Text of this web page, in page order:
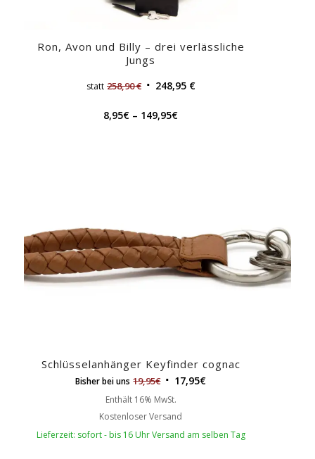
Ron, Avon und Billy – drei verlässliche
Jungs
statt 258,90€ 248,95 €
8,95€ – 149,95€
Schlüsselanhänger Keyfinder cognac
Bisher bei uns 19,95€ 17,95€
Enthält 16% MwSt.
Kostenloser Versand
Lieferzeit: sofort - bis 16 Uhr Versand am selben Tag